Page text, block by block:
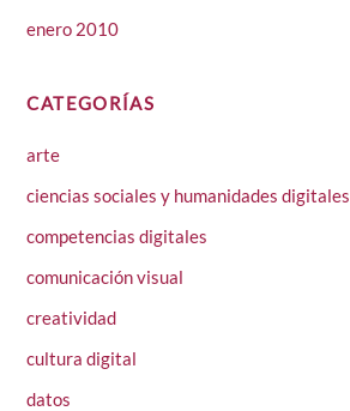
enero 2010
CATEGORÍAS
arte
ciencias sociales y humanidades digitales
competencias digitales
comunicación visual
creatividad
cultura digital
datos